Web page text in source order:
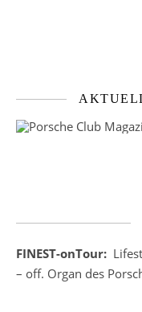
FINEST-onTour:
– off. Organ des